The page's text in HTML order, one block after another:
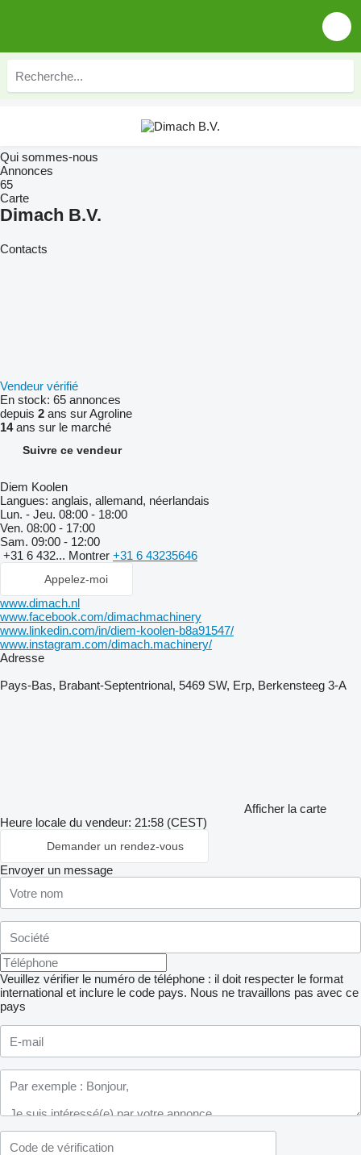
Qui sommes-nous
Annonces
65
Carte
Dimach B.V.
Contacts
Vendeur vérifié
En stock: 65 annonces
depuis 2 ans sur Agroline
14ans sur le marché
Suivre ce vendeur
Diem Koolen
Langues: anglais, allemand, néerlandais
Lun. - Jeu. 08:00 - 18:00
Ven. 08:00 - 17:00
Sam. 09:00 - 12:00
+31 6 432... Montrer +31 6 43235646
Appelez-moi
www.dimach.nl
www.facebook.com/dimachmachinery
www.linkedin.com/in/diem-koolen-b8a91547/
www.instagram.com/dimach.machinery/
Adresse
Pays-Bas, Brabant-Septentrional, 5469 SW, Erp, Berkensteeg 3-A
Afficher la carte
Heure locale du vendeur: 21:58 (CEST)
Demander un rendez-vous
Envoyer un message
Veuillez vérifier le numéro de téléphone : il doit respecter le format
international et inclure le code pays. Nous ne travaillons pas avec ce
pays